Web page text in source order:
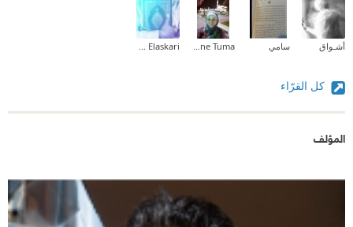
أشـواق سامي Nadia Yassine Tuma
Ahmed Elaskari
كل القرّاء
المؤلف